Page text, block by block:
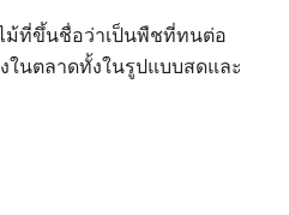
ม้ที่ขึ้นชื่อว่าเป็นพืชที่ทนต่อ
นตลาดทั้งในรูปแบบสดและ